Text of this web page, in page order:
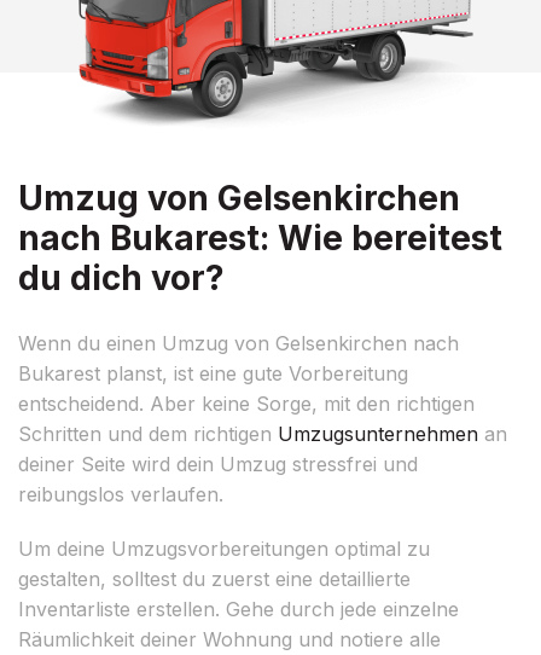
Umzug von Gelsenkirchen
nach Bukarest: Wie bereitest
du dich vor?
Wenn du einen Umzug von Gelsenkirchen nach
Bukarest planst, ist eine gute Vorbereitung
entscheidend. Aber keine Sorge, mit den richtigen
Schritten und dem richtigen Umzugsunternehmen an
deiner Seite wird dein Umzug stressfrei und
reibungslos verlaufen.
Um deine Umzugsvorbereitungen optimal zu
gestalten, solltest du zuerst eine detaillierte
Inventarliste erstellen. Gehe durch jede einzelne
Räumlichkeit deiner Wohnung und notiere alle